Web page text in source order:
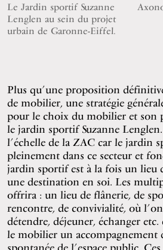
Le Jardin sportif Suzanne
Lenglen au sein du projet
urbain de Garonne-Eiffel.
Plus qu’une proposition
de mobilier, une stratégie
pour le choix du mobilier et son
le jardin sportif Suzanne
l’échelle de la ZAC car le jardin
pleinement dans ce secteur et
jardin sportif est à la fois un lieu
une destination en soi. Les
offrira : un lieu de flânerie, de
rencontre, de convivialité, où
détendre, déjeuner, échanger
le mobilier un accompagnement
spontanée de l’espace public.